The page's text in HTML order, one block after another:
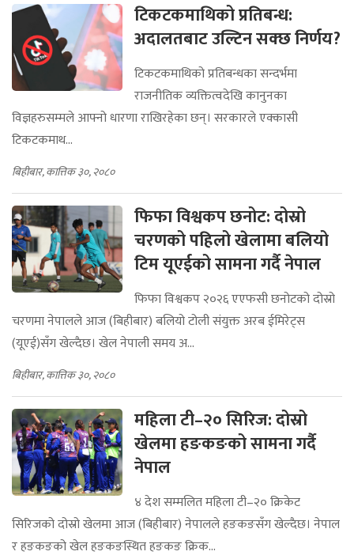
टिकटकमाथिको प्रतिबन्ध:
अदालतबाट उल्टिन सक्छ निर्णय?
टिकटकमाथिको प्रतिबन्धका सन्दर्भमा
राजनीतिक व्यक्तित्वदेखि कानुनका
विज्ञहरुसम्मले आफ्नो धारणा राखिरहेका छन्। सरकारले एक्कासी
टिकटकमाथ...
बिहीबार, कात्तिक ३०, २०८०
फिफा विश्वकप छनोट: दोस्रो
चरणको पहिलो खेलामा बलियो
टिम यूएईको सामना गर्दै नेपाल
फिफा विश्वकप २०२६ एएफसी छनोटको दोस्रो
चरणमा नेपालले आज (बिहीबार) बलियो टोली संयुक्त अरब ईमिरेट्स
(यूएई)सँग खेल्दैछ। खेल नेपाली समय अ...
बिहीबार, कात्तिक ३०, २०८०
महिला टी–२० सिरिज: दोस्रो
खेलमा हङकङको सामना गर्दै
नेपाल
४ देश सम्मलित महिला टी–२० क्रिकेट
सिरिजको दोस्रो खेलमा आज (बिहीबार) नेपालले हङकङसँग खेल्दैछ। नेपाल
र हङकङको खेल हङकङस्थित हङकङ क्रिक...